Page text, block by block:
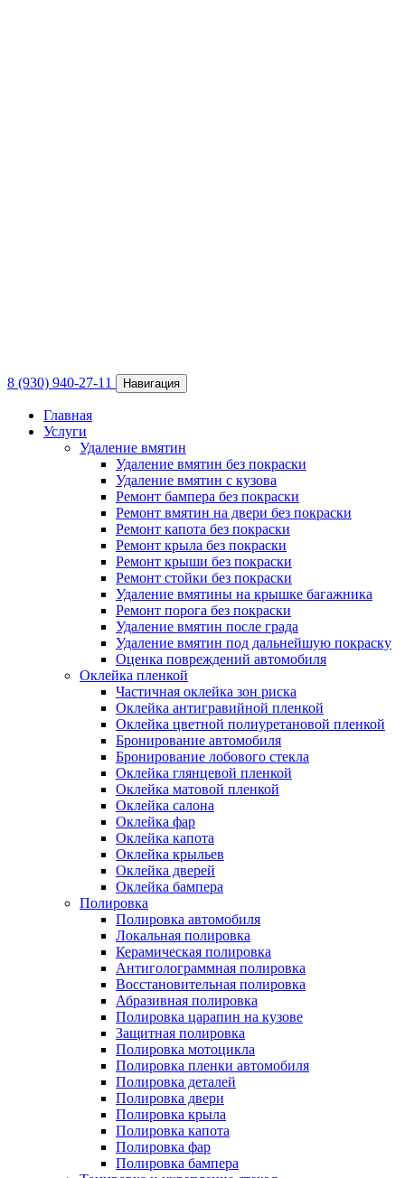
8 (930) 940-27-11 Навигация
Главная
Услуги
Удаление вмятин
Удаление вмятин без покраски
Удаление вмятин с кузова
Ремонт бампера без покраски
Ремонт вмятин на двери без покраски
Ремонт капота без покраски
Ремонт крыла без покраски
Ремонт крыши без покраски
Ремонт стойки без покраски
Удаление вмятины на крышке багажника
Ремонт порога без покраски
Удаление вмятин после града
Удаление вмятин под дальнейшую покраску
Оценка повреждений автомобиля
Оклейка пленкой
Частичная оклейка зон риска
Оклейка антигравийной пленкой
Оклейка цветной полиуретановой пленкой
Бронирование автомобиля
Бронирование лобового стекла
Оклейка глянцевой пленкой
Оклейка матовой пленкой
Оклейка салона
Оклейка фар
Оклейка капота
Оклейка крыльев
Оклейка дверей
Оклейка бампера
Полировка
Полировка автомобиля
Локальная полировка
Керамическая полировка
Антиголограммная полировка
Восстановительная полировка
Абразивная полировка
Полировка царапин на кузове
Защитная полировка
Полировка мотоцикла
Полировка пленки автомобиля
Полировка деталей
Полировка двери
Полировка крыла
Полировка капота
Полировка фар
Полировка бампера